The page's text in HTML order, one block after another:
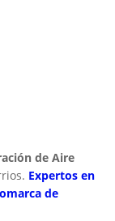
de Aire
Expertos en
de